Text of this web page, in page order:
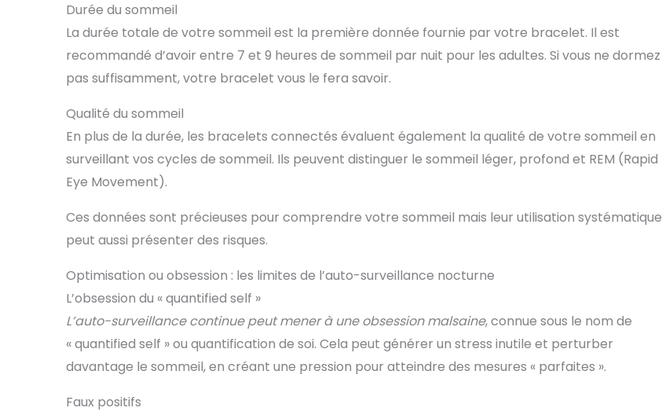
Durée du sommeil
La durée totale de votre sommeil est la première donnée fournie par votre bracelet. Il est
recommandé d’avoir entre 7 et 9 heures de sommeil par nuit pour les adultes. Si vous ne dormez
pas suffisamment, votre bracelet vous le fera savoir.
Qualité du sommeil
En plus de la durée, les bracelets connectés évaluent également la qualité de votre sommeil en
surveillant vos cycles de sommeil. Ils peuvent distinguer le sommeil léger, profond et REM (Rapid
Eye Movement).
Ces données sont précieuses pour comprendre votre sommeil mais leur utilisation systématique
peut aussi présenter des risques.
Optimisation ou obsession : les limites de l’auto-surveillance nocturne
L’obsession du « quantified self »
L’auto-surveillance continue peut mener à une obsession malsaine, connue sous le nom de
« quantified self » ou quantification de soi. Cela peut générer un stress inutile et perturber
davantage le sommeil, en créant une pression pour atteindre des mesures « parfaites ».
Faux positifs